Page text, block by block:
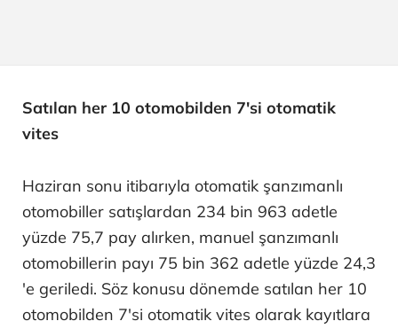
Satılan her 10 otomobilden 7'si otomatik
vites
Haziran sonu itibarıyla otomatik şanzımanlı
otomobiller satışlardan 234 bin 963 adetle
yüzde 75,7 pay alırken, manuel şanzımanlı
otomobillerin payı 75 bin 362 adetle yüzde 24,3
'e geriledi. Söz konusu dönemde satılan her 10
otomobilden 7'si otomatik vites olarak kayıtlara